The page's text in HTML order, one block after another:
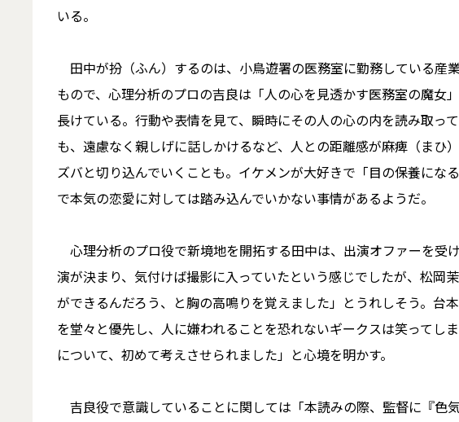
いる。
田中が扮（ふん）するのは、小鳥遊署の医務室に勤務している産
もので、心理分析のプロの吉良は「人の心を見透かす医務室の魔女
長けている。行動や表情を見て、瞬時にその人の心の内を読み取っ
も、遠慮なく親しげに話しかけるなど、人との距離感が麻痺（まひ
ズバと切り込んでいくことも。イケメンが大好きで「目の保養にな
で本気の恋愛に対しては踏み込んでいかない事情があるようだ。
心理分析のプロ役で新境地を開拓する田中は、出演オファーを受
演が決まり、気付けば撮影に入っていたという感じでしたが、松岡
ができるんだろう、と胸の高鳴りを覚えました」とうれしそう。台
を堂々と優先し、人に嫌われることを恐れないギークスは笑ってし
について、初めて考えさせられました」と心境を明かす。
吉良役で意識していることに関しては「本読みの際、監督に『色